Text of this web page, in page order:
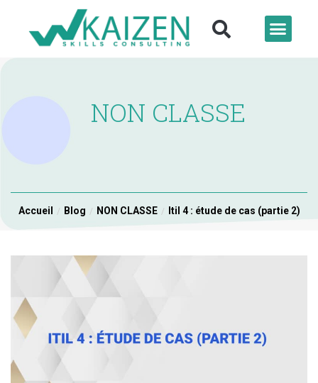
NON CLASSE
Accueil Blog NON CLASSE Itil 4 : étude de cas (partie 2)